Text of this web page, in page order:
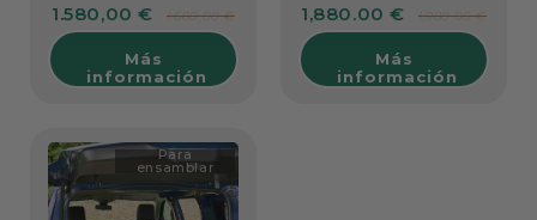
clásico L1
1.580,00 € 1.680,00 €
Más
información
1,880.00 € 1,980.00 €
Más
información
Para
ensamblar